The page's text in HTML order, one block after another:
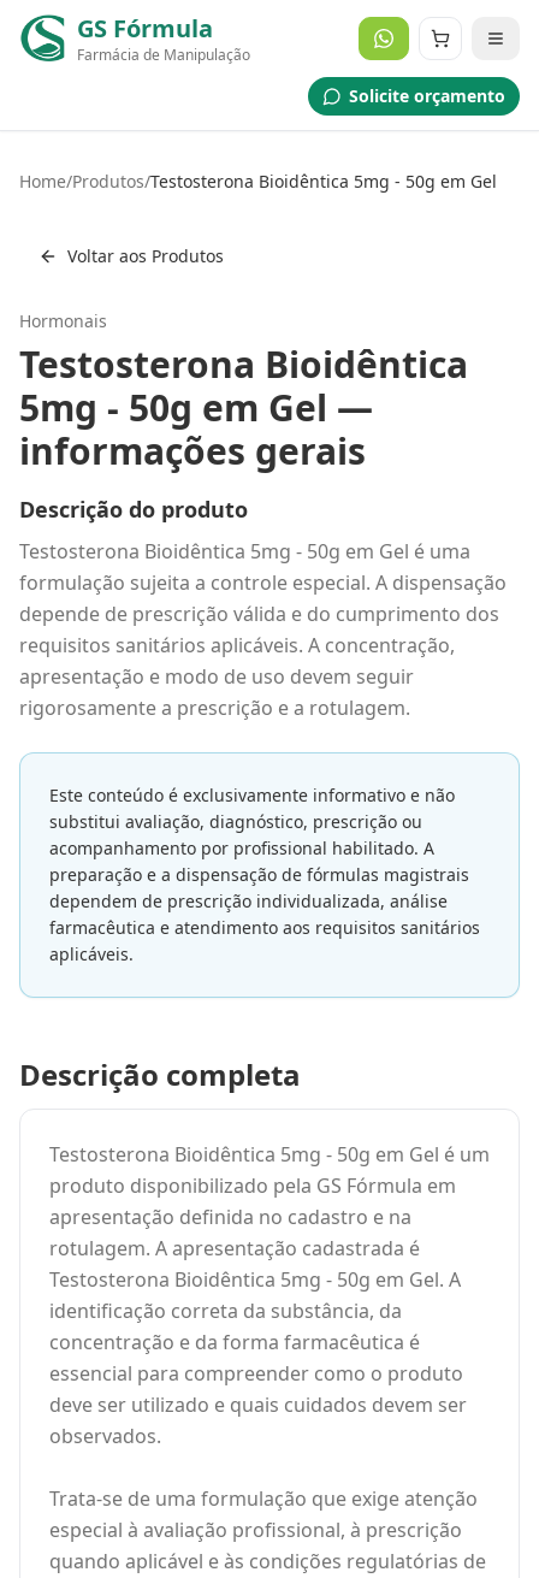
GS Fórmula
Farmácia de Manipulação
Solicite orçamento
Home/Produtos/Testosterona Bioidêntica 5mg - 50g em Gel
Voltar aos Produtos
Hormonais
Testosterona Bioidêntica
5mg - 50g em Gel —
informações gerais
Descrição do produto
Testosterona Bioidêntica 5mg - 50g em Gel é uma
formulação sujeita a controle especial. A dispensação
depende de prescrição válida e do cumprimento dos
requisitos sanitários aplicáveis. A concentração,
apresentação e modo de uso devem seguir
rigorosamente a prescrição e a rotulagem.
Este conteúdo é exclusivamente informativo e não
substitui avaliação, diagnóstico, prescrição ou
acompanhamento por profissional habilitado. A
preparação e a dispensação de fórmulas magistrais
dependem de prescrição individualizada, análise
farmacêutica e atendimento aos requisitos sanitários
aplicáveis.
Descrição completa
Testosterona Bioidêntica 5mg - 50g em Gel é um
produto disponibilizado pela GS Fórmula em
apresentação definida no cadastro e na
rotulagem. A apresentação cadastrada é
Testosterona Bioidêntica 5mg - 50g em Gel. A
identificação correta da substância, da
concentração e da forma farmacêutica é
essencial para compreender como o produto
deve ser utilizado e quais cuidados devem ser
observados.
Trata-se de uma formulação que exige atenção
especial à avaliação profissional, à prescrição
quando aplicável e às condições regulatórias de